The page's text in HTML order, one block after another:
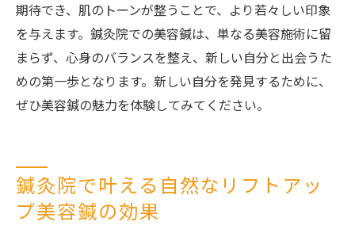
期待でき、肌のトーンが整うことで、より若々しい印象
を与えます。鍼灸院での美容鍼は、単なる美容施術に留
まらず、心身のバランスを整え、新しい自分と出会うた
めの第一歩となります。新しい自分を発見するために、
ぜひ美容鍼の魅力を体験してみてください。
鍼灸院で叶える自然なリフトアッ
プ美容鍼の効果